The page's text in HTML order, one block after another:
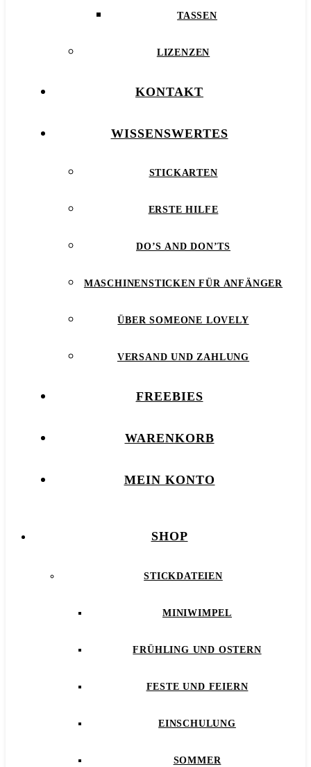
TASSEN
LIZENZEN
KONTAKT
WISSENSWERTES
STICKARTEN
ERSTE HILFE
DO’S AND DON’TS
MASCHINENSTICKEN FÜR ANFÄNGER
ÜBER SOMEONE LOVELY
VERSAND UND ZAHLUNG
FREEBIES
WARENKORB
MEIN KONTO
SHOP
STICKDATEIEN
MINIWIMPEL
FRÜHLING UND OSTERN
FESTE UND FEIERN
EINSCHULUNG
SOMMER